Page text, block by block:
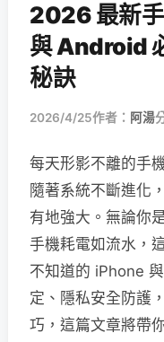
2026 最新
與 Android
秘訣
2026/4/25作者： 阿湯
每天形影不離的手
隨著系統不斷進化
有地強大。無論你
手機耗電如流水，
不知道的 iPhone
定、隱私安全防護
巧，這篇文章將帶